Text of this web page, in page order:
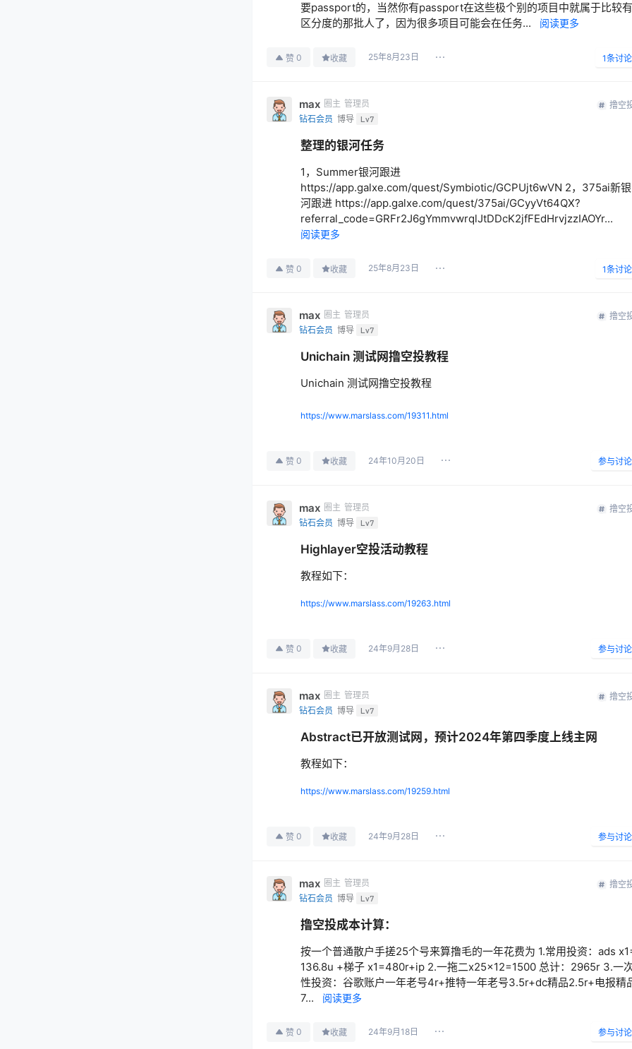
要passport的，当然你有passport在这些极个别的项目中就属于比较有
区分度的那批人了，因为很多项目可能会在任务...
阅读更多
赞 0 收藏 25年8月23日 1条讨论
max 圈主 管理员
钻石会员 博导 Lv7
撸空
整理的银河任务
1，Summer银河跟进
https://app.galxe.com/quest/Symbiotic/GCPUjt6wVN 2，375ai新银
河跟进 https://app.galxe.com/quest/375ai/GCyyVt64QX?
referral_code=GRFr2J6gYmmvwrqlJtDDcK2jfFEdHrvjzzIAOYr...
阅读更多
赞 0 收藏 25年8月23日 1条讨论
max 圈主 管理员
钻石会员 博导 Lv7
撸空
Unichain 测试网撸空投教程
Unichain 测试网撸空投教程
https://www.marslass.com/19311.html
赞 0 收藏 24年10月20日 参与讨论
max 圈主 管理员
钻石会员 博导 Lv7
撸空
Highlayer空投活动教程
教程如下：
https://www.marslass.com/19263.html
赞 0 收藏 24年9月28日 参与讨论
max 圈主 管理员
钻石会员 博导 Lv7
撸空
Abstract已开放测试网，预计2024年第四季度上线主网
教程如下：
https://www.marslass.com/19259.html
赞 0 收藏 24年9月28日 参与讨论
max 圈主 管理员
钻石会员 博导 Lv7
撸空
撸空投成本计算：
按一个普通散户手搓25个号来算撸毛的一年花费为 1.常用投资：ads
136.8u +梯子 x1=480r+ip 2.一拖二x25x12=1500 总计：2965r 3.一
性投资：谷歌账户一年老号4r+推特一年老号3.5r+dc精品2.5r+电报精
7...
阅读更多
赞 0 收藏 24年9月18日 参与讨论